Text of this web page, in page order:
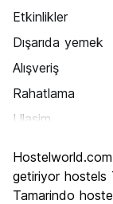
*** Talimatlar ***
Çevrimdışı
indirebilirsiniz.
Etkinlikler
Dışarıda yemek
Alışveriş
Rahatlama
Ulasim
Kültür
Gece hayatı
getiriyor hostels
Tamarindo